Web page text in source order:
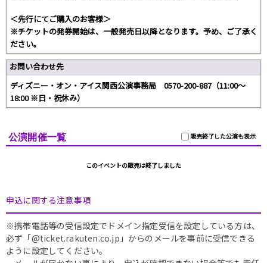
＜先行にてご購入のお客様＞
※チケットの発券開始は、一般発売日以降となります。予め、ご了承く
ださい。
お問い合わせ先
ディズニー・オン・アイス関西公演事務局 0570-200-887（11:00～
18:00 ※日・祝休み）
販売終了した公演も表示
公演開催一覧
このイベントの販売は終了しました
申込に関する注意事項
※携帯電話等の受信設定でドメイン指定受信を設定している方は、
必ず「@ticket.rakuten.co.jp」からのメールを事前に受信できる
ように設定してください。